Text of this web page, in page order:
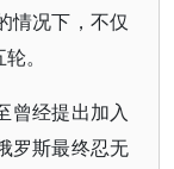
情况下，不仅
。
曾经提出加入
罗斯最终忍无